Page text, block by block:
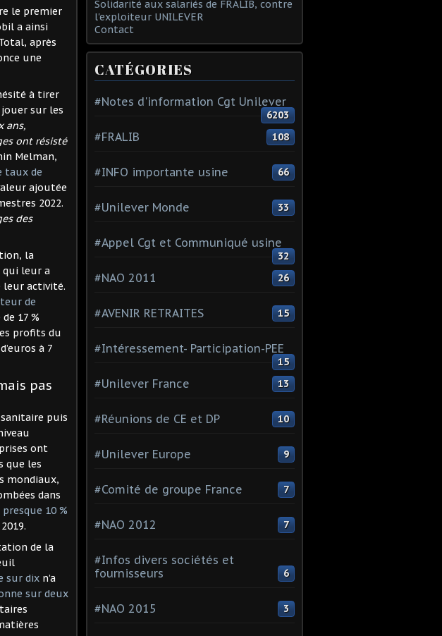
le premier
a ainsi
après
une
à tirer
sur les
ans,
ont résisté
Melman,
taux de
ajoutée
2022.
des
la
qui leur a
leur activité.
de
17 %
profits du
à 7
pas
puis
ont
que les
mondiaux,
dans
presque 10 %
de la
sur dix n’a
sur deux
Solidarité aux salariés de FRALIB, contre
l'exploiteur UNILEVER
Contact
CATÉGORIES
#Notes d'information Cgt Unilever
6203
#FRALIB 108
#INFO importante usine 66
#Unilever Monde 33
#Appel Cgt et Communiqué usine
32
#NAO 2011 26
#AVENIR RETRAITES 15
#Intéressement- Participation-PEE
15
#Unilever France 13
#Réunions de CE et DP 10
#Unilever Europe 9
#Comité de groupe France 7
#NAO 2012 7
#Infos divers sociétés et
fournisseurs
6
#NAO 2015 3